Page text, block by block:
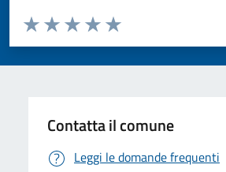
Valuta da 1 a 5 stelle la pagina
Valuta 5 stelle su 5
Valuta 4 stelle su 5
Valuta 3 stelle su 5
Valuta 2 stelle su 5
Valuta 1 stelle su 5
Contatta il comune
Leggi le domande frequenti